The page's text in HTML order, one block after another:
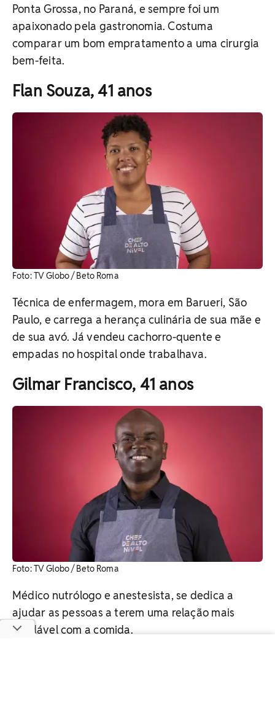
Ponta Grossa, no Paraná, e sempre foi um
apaixonado pela gastronomia. Costuma
comparar um bom empratamento a uma cirurgia
bem-feita.
Flan Souza, 41 anos
Foto: TV Globo / Beto Roma
Técnica de enfermagem, mora em Barueri, São
Paulo, e carrega a herança culinária de sua mãe e
de sua avó. Já vendeu cachorro-quente e
empadas no hospital onde trabalhava.
Gilmar Francisco, 41 anos
Foto: TV Globo / Beto Roma
Médico nutrólogo e anestesista, se dedica a
ajudar as pessoas a terem uma relação mais
saudável com a comida.